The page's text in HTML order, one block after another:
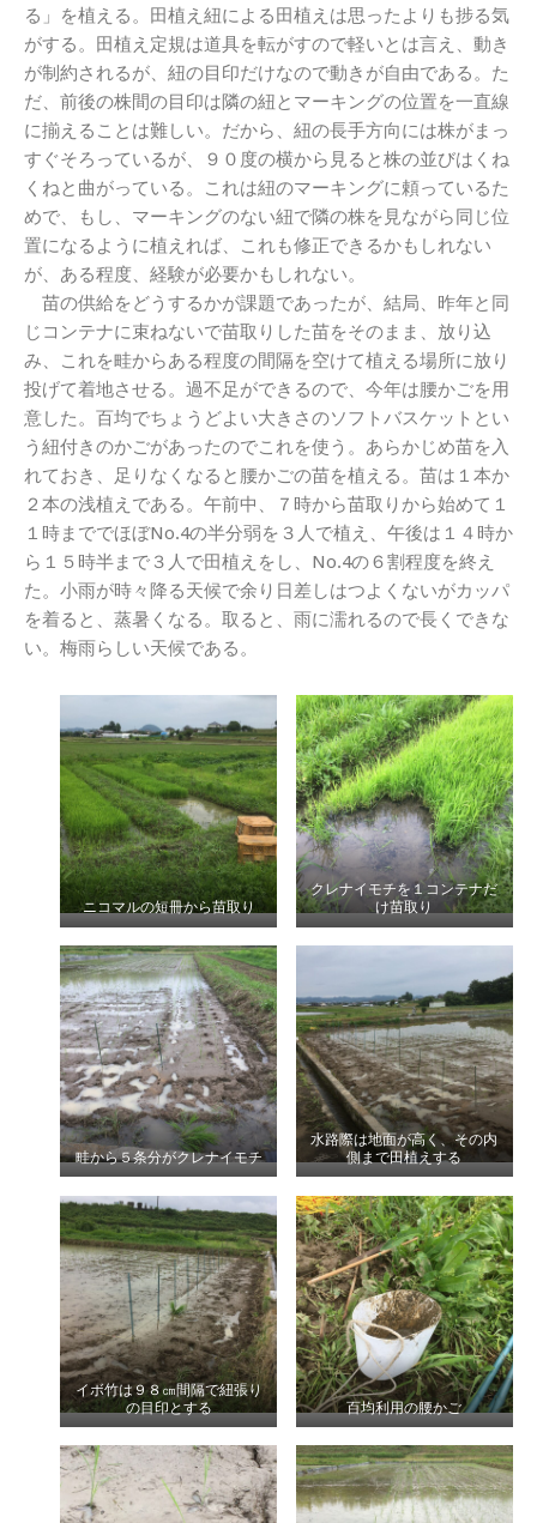
る」を植える。田植え紐による田植えは思ったよりも捗る気
がする。田植え定規は道具を転がすので軽いとは言え、動き
が制約されるが、紐の目印だけなので動きが自由である。た
だ、前後の株間の目印は隣の紐とマーキングの位置を一直線
に揃えることは難しい。だから、紐の長手方向には株がまっ
すぐそろっているが、９０度の横から見ると株の並びはくね
くねと曲がっている。これは紐のマーキングに頼っているた
めで、もし、マーキングのない紐で隣の株を見ながら同じ位
置になるように植えれば、これも修正できるかもしれない
が、ある程度、経験が必要かもしれない。
苗の供給をどうするかが課題であったが、結局、昨年と同
じコンテナに束ねないで苗取りした苗をそのまま、放り込
み、これを畦からある程度の間隔を空けて植える場所に放り
投げて着地させる。過不足ができるので、今年は腰かごを用
意した。百均でちょうどよい大きさのソフトバスケットとい
う紐付きのかごがあったのでこれを使う。あらかじめ苗を入
れておき、足りなくなると腰かごの苗を植える。苗は１本か
２本の浅植えである。午前中、７時から苗取りから始めて１
１時まででほぼNo.4の半分弱を３人で植え、午後は１４時か
ら１５時半まで３人で田植えをし、No.4の６割程度を終え
た。小雨が時々降る天候で余り日差しはつよくないがカッパ
を着ると、蒸暑くなる。取ると、雨に濡れるので長くできな
い。梅雨らしい天候である。
ニコマルの短冊から苗取り
クレナイモチを１コンテナだ
け苗取り
畦から５条分がクレナイモチ
水路際は地面が高く、その内
側まで田植えする
イボ竹は９８㎝間隔で紐張り
の目印とする
百均利用の腰かご